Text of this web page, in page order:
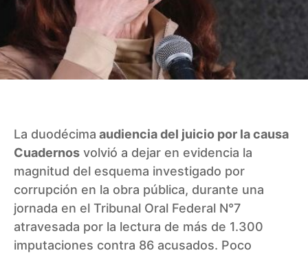
La duodécima audiencia del juicio por la causa
Cuadernos volvió a dejar en evidencia la
magnitud del esquema investigado por
corrupción en la obra pública, durante una
jornada en el Tribunal Oral Federal N°7
atravesada por la lectura de más de 1.300
imputaciones contra 86 acusados. Poco